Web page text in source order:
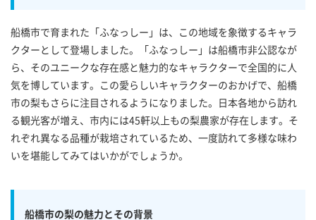
船橋市で育まれた「ふなっしー」は、この地域を象徴するキャラ
クターとして登場しました。「ふなっしー」は船橋市非公認なが
ら、そのユニークな存在感と魅力的なキャラクターで全国的に人
気を博しています。この愛らしいキャラクターのおかげで、船橋
市の梨もさらに注目されるようになりました。日本各地から訪れ
る観光客が増え、市内には45軒以上もの梨農家が存在します。そ
れぞれ異なる品種が栽培されているため、一度訪れて多様な味わ
いを堪能してみてはいかがでしょうか。
船橋市の梨の魅力とその背景